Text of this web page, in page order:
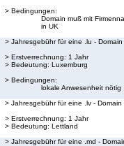
> Bedingungen:
Domain muß mit
in UK
> Jahresgebühr für eine .lu - Domain
> Erstverrechnung: 1 Jahr
> Bedeutung: Luxemburg
> Bedingungen:
lokale Anwesenheit nötig
> Jahresgebühr für eine .lv - Domain
> Erstverrechnung: 1 Jahr
> Bedeutung: Lettland
> Jahresgebühr für eine .md -